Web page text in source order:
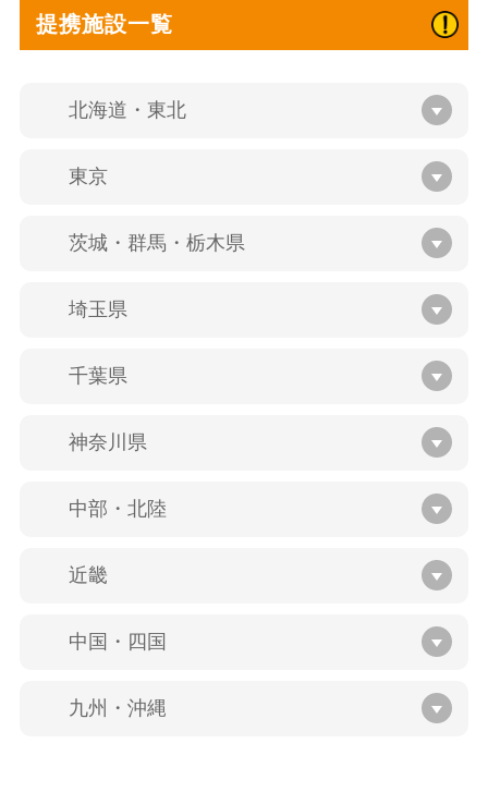
提携施設一覧
北海道・東北
東京
茨城・群馬・栃木県
埼玉県
千葉県
神奈川県
中部・北陸
近畿
中国・四国
九州・沖縄